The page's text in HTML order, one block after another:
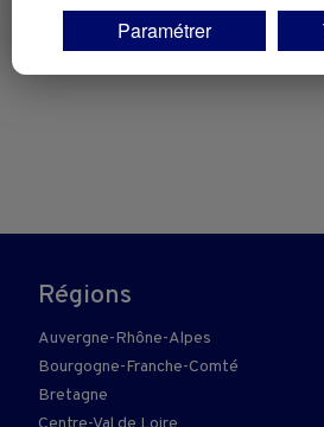
Régions
Auvergne-Rhône-Alpes
Bourgogne-Franche-Comté
Bretagne
vos centres d'intérêt. Seuls lescookies/
déposés et lus sur votre terminal.
Vous pouvez exprimer vos choix en
Paramétrer